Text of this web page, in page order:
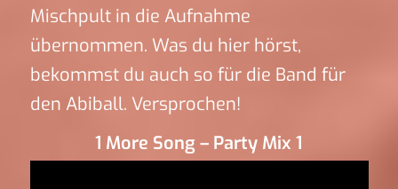
Mischpult in die Aufnahme
übernommen. Was du hier hörst,
bekommst du auch so für die Band für
den Abiball. Versprochen!
1 More Song – Party Mix 1